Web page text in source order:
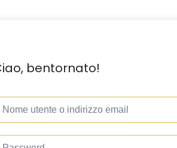
bentornato!